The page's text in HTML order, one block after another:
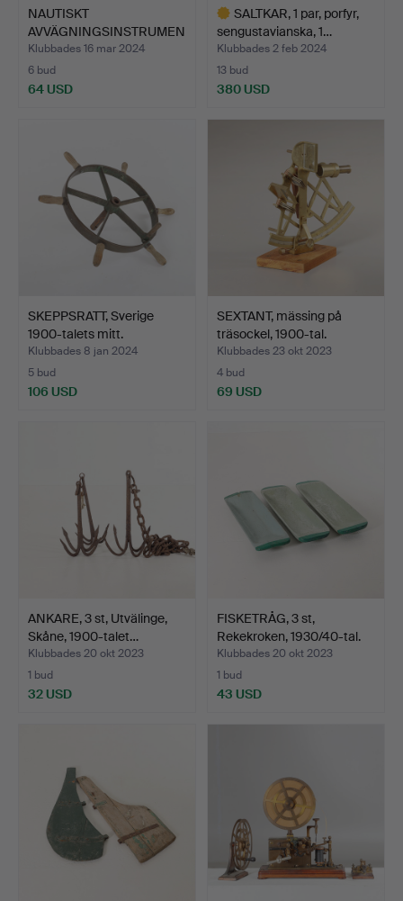
NAUTISKT
AVVÄGNINGSINSTRUMEN
T/DISTANSTUB, …
Klubbades 16 mar 2024
6 bud
64 USD
SALTKAR, 1 par, porfyr,
sengustavianska, 1…
Klubbades 2 feb 2024
13 bud
380 USD
SKEPPSRATT, Sverige
1900-talets mitt.
Klubbades 8 jan 2024
5 bud
106 USD
SEXTANT, mässing på
träsockel, 1900-tal.
Klubbades 23 okt 2023
4 bud
69 USD
ANKARE, 3 st, Utvälinge,
Skåne, 1900-talet…
Klubbades 20 okt 2023
1 bud
32 USD
FISKETRÅG, 3 st,
Rekekroken, 1930/40-tal.
Klubbades 20 okt 2023
1 bud
43 USD